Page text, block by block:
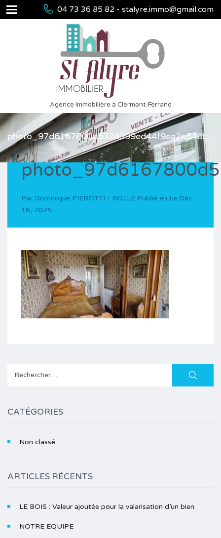
04 73 36 85 82 - stalyre.immo@gmail.com
Agence immobilière à Clermont-Ferrand
photo_97d6167800d5328399ed44f9ea2e548c
Par Dominique PIEROTTI - ROLLE Publié en Le Déc
16, 2025
Rechercher :
CATÉGORIES
Non classé
ARTICLES RÉCENTS
LE BOIS : Valeur ajoutée pour la valarisation d’un bien
NOTRE EQUIPE